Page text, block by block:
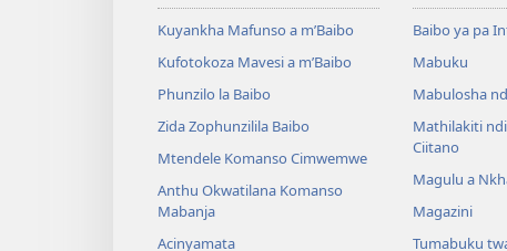
Kuyankha Mafunso a m’Baibo
Kufotokoza Mavesi a m’Baibo
Phunzilo la Baibo
Zida Zophunzilila Baibo
Mtendele Komanso Cimwemwe
Anthu Okwatilana Komanso
Mabanja
Acinyamata
Baibo ya pa
Mabuku
Mabulosha
Mathilakiti
Ciitano
Magulu a
Magazini
Tumabuku